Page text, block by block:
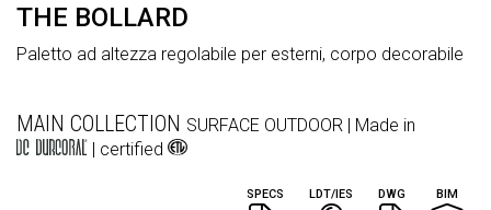
THE BOLLARD
Paletto ad altezza regolabile per esterni, corpo decorabile
MAIN COLLECTION SURFACE OUTDOOR | Made in
| certified
SPECS LDT/IES DWG BIM